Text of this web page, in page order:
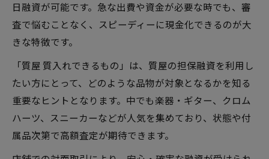
日融資が可能です。急な出費や資金が必要な時でも、審
査で悩むことなく、スピーディーに現金化できるのが大
きな特徴です。
「質屋 質入れできるもの」は、質屋の担保融資を利用し
たい方にとって、どのような品物が対象となるかを知る
重要なヒントとなります。中でも楽器・ギター、クロム
ハーツ、スニーカーなどが人気を集めており、状態や付
属品次第で高額査定が期待できます。